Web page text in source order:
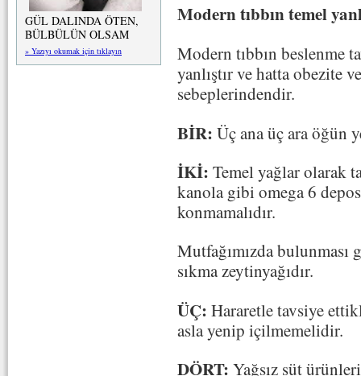
GÜL DALINDA ÖTEN,
BÜLBÜLÜN OLSAM
» Yazıyı okumak için tıklayın
Modern tıbbın temel
Modern tıbbın beslenme
yanlıştır ve hatta obezite
sebeplerindendir.
BİR: Üç ana üç ara öğün
İKİ: Temel yağlar olarak
kanola gibi omega 6
konmamalıdır.
Mutfağımızda bulunması
sıkma zeytinyağıdır.
ÜÇ: Hararetle tavsiye
asla yenip içilmemelidir.
DÖRT: Yağsız süt